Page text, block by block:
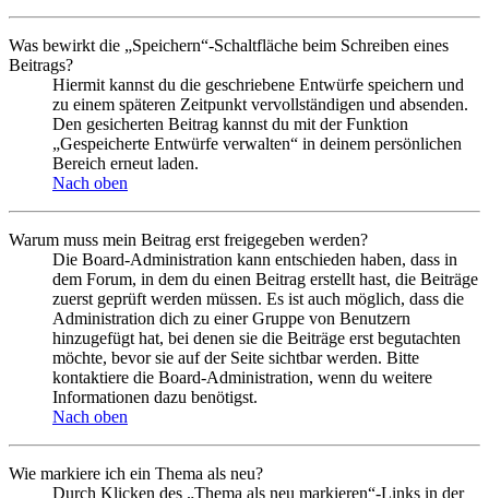
Was bewirkt die „Speichern“-Schaltfläche beim Schreiben eines
Beitrags?
Hiermit kannst du die geschriebene Entwürfe speichern und
zu einem späteren Zeitpunkt vervollständigen und absenden.
Den gesicherten Beitrag kannst du mit der Funktion
„Gespeicherte Entwürfe verwalten“ in deinem persönlichen
Bereich erneut laden.
Nach oben
Warum muss mein Beitrag erst freigegeben werden?
Die Board-Administration kann entschieden haben, dass in
dem Forum, in dem du einen Beitrag erstellt hast, die Beiträge
zuerst geprüft werden müssen. Es ist auch möglich, dass die
Administration dich zu einer Gruppe von Benutzern
hinzugefügt hat, bei denen sie die Beiträge erst begutachten
möchte, bevor sie auf der Seite sichtbar werden. Bitte
kontaktiere die Board-Administration, wenn du weitere
Informationen dazu benötigst.
Nach oben
Wie markiere ich ein Thema als neu?
Durch Klicken des „Thema als neu markieren“-Links in der